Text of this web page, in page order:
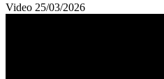
Video 25/03/2026